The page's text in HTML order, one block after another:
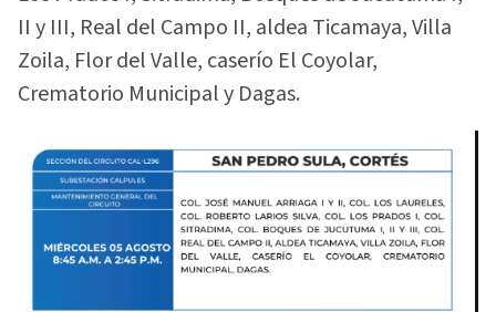
II y III, Real del Campo II, aldea Ticamaya, Villa
Zoila, Flor del Valle, caserío El Coyolar,
Crematorio Municipal y Dagas.